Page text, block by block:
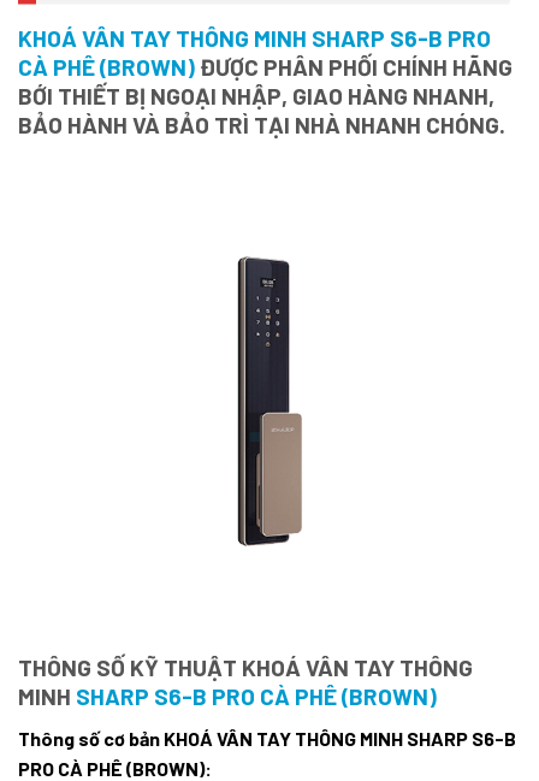
KHOÁ VÂN TAY THÔNG MINH SHARP S6-B PRO
CÀ PHÊ (BROWN) ĐƯỢC PHÂN PHỐI CHÍNH HÃNG
BỚI THIẾT BỊ NGOẠI NHẬP, GIAO HÀNG NHANH,
BẢO HÀNH VÀ BẢO TRÌ TẠI NHÀ NHANH CHÓNG.
THÔNG SỐ KỸ THUẬT KHOÁ VÂN TAY THÔNG
MINH SHARP S6-B PRO CÀ PHÊ (BROWN)
Thông số cơ bản KHOÁ VÂN TAY THÔNG MINH SHARP S6-B
PRO CÀ PHÊ (BROWN):